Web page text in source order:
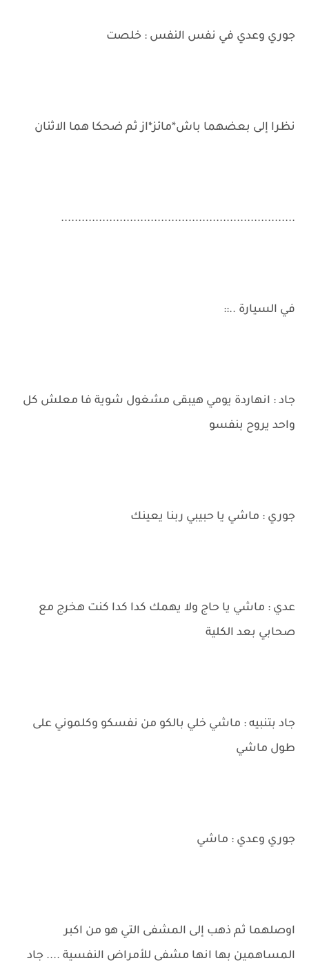
جوري وعدي في نفس النفس : خلصت
نظرا إلى بعضهما باش*مائز*از ثم ضحكا هما الاثنان
....................................................................
في السيارة ..::
جاد : انهاردة يومي هيبقى مشغول شوية فا معلش كل
واحد يروح بنفسو
جوري : ماشي يا حبيبي ربنا يعينك
عدي : ماشي يا حاج ولا يهمك كدا كدا كنت هخرج مع
صحابي بعد الكلية
جاد بتنبيه : ماشي خلي بالكو من نفسكو وكلموني على
طول ماشي
جوري وعدي : ماشي
اوصلهما ثم ذهب إلى المشفى التي هو من اكبر
المساهمين بها انها مشفى للأمراض النفسية .... جاد